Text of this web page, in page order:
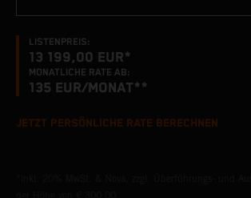
LISTENPREIS:
13 199,00 EUR*
MONATLICHE RATE AB:
135 EUR/MONAT**
JETZT PERSÖNLICHE RATE BERECHNEN